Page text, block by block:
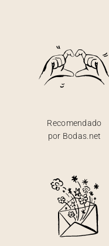
Recomendado
por Bodas.net